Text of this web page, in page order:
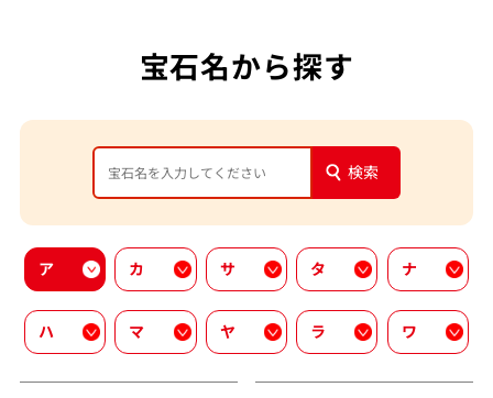
宝石名から探す
検索
ア カ サ タ ナ
ハ マ ヤ ラ ワ